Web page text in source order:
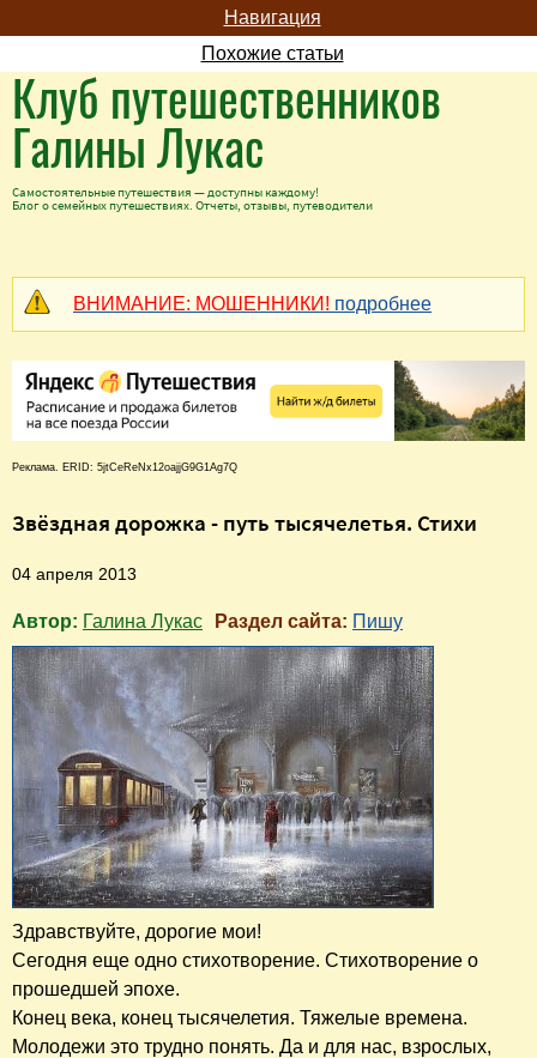
Навигация
Похожие статьи
Клуб путешественников
Галины Лукас
Самостоятельные путешествия — доступны каждому!
Блог о семейных путешествиях. Отчеты, отзывы, путеводители
ВНИМАНИЕ: МОШЕННИКИ! подробнее
Реклама. ERID: 5jtCeReNx12oajjG9G1Ag7Q
Звёздная дорожка - путь тысячелетья. Стихи
04 апреля 2013
Автор: Галина Лукас Раздел сайта: Пишу
Здравствуйте, дорогие мои!
Сегодня еще одно стихотворение. Стихотворение о
прошедшей эпохе.
Конец века, конец тысячелетия. Тяжелые времена.
Молодежи это трудно понять. Да и для нас, взрослых,